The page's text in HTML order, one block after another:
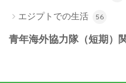
エジプトでの生活 56
青年海外協力隊（短期）